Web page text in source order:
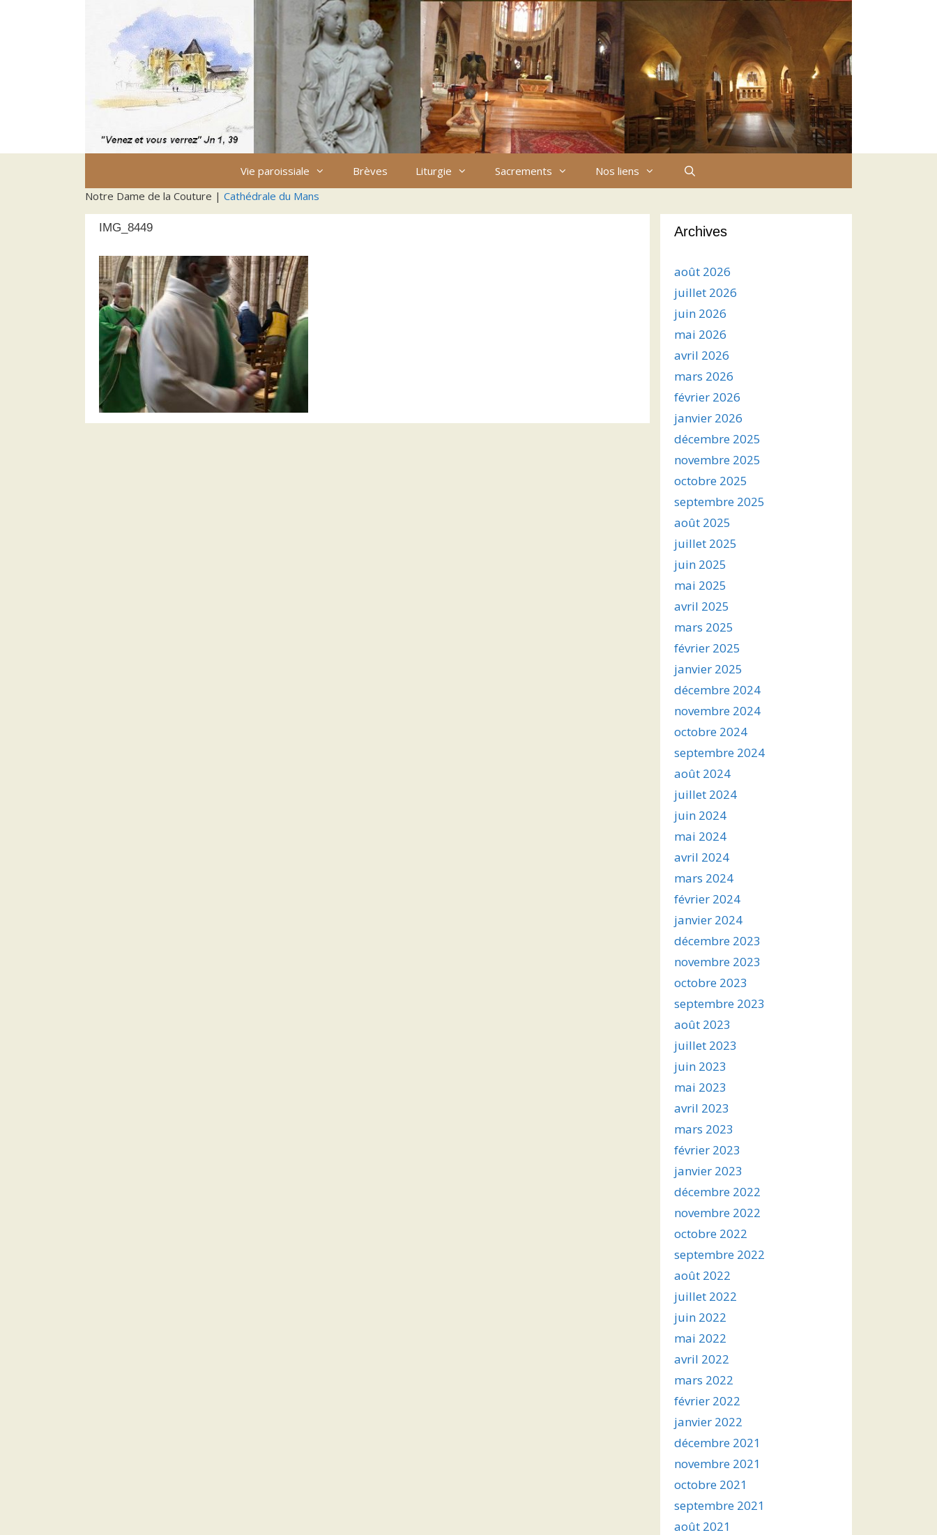
Vie paroissiale Brèves Liturgie Sacrements
Nos liens
Notre Dame de la Couture | Cathédrale du Mans
IMG_8449 Archives
août 2026
juillet 2026
juin 2026
mai 2026
avril 2026
mars 2026
février 2026
janvier 2026
décembre 2025
novembre 2025
octobre 2025
septembre 2025
août 2025
juillet 2025
juin 2025
mai 2025
avril 2025
mars 2025
février 2025
janvier 2025
décembre 2024
novembre 2024
octobre 2024
septembre 2024
août 2024
juillet 2024
juin 2024
mai 2024
avril 2024
mars 2024
février 2024
janvier 2024
décembre 2023
novembre 2023
octobre 2023
septembre 2023
août 2023
juillet 2023
juin 2023
mai 2023
avril 2023
mars 2023
février 2023
janvier 2023
décembre 2022
novembre 2022
octobre 2022
septembre 2022
août 2022
juillet 2022
juin 2022
mai 2022
avril 2022
mars 2022
février 2022
janvier 2022
décembre 2021
novembre 2021
octobre 2021
septembre 2021
août 2021